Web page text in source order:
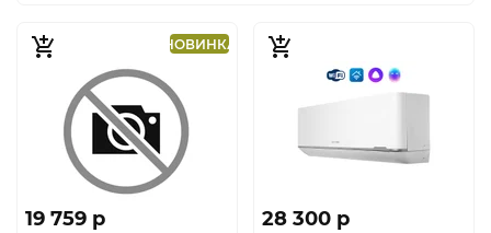
НОВИНКА
19 759 p 28 300 p